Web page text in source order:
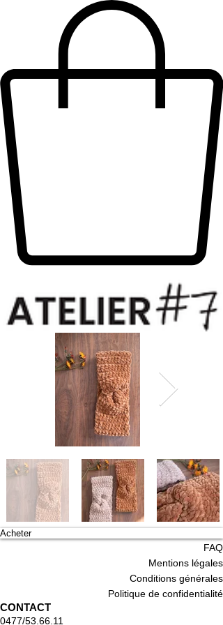
Acheter
FAQ
Mentions légales
Conditions générales
Politique de confidentialité
CONTACT
0477/53.66.11